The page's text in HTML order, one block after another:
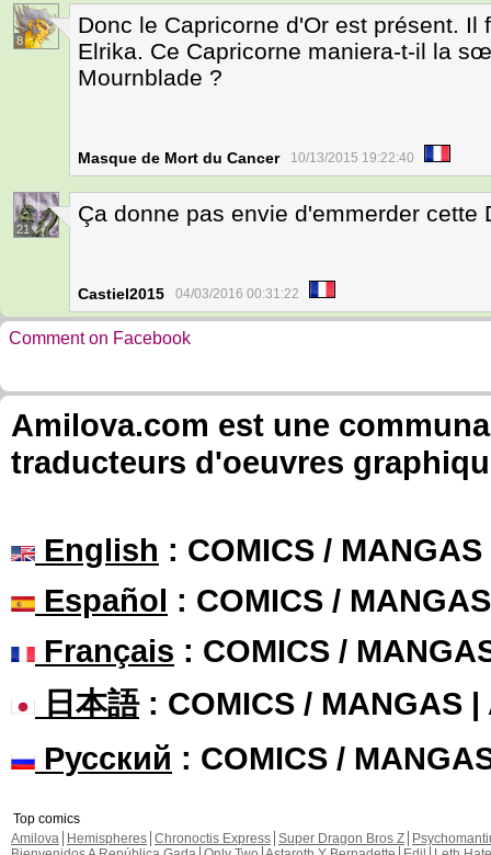
8
Donc le Capricorne d'Or est présent.
Elrika. Ce Capricorne maniera-t-il la
Mournblade ?
Masque de Mort du Cancer 10/13/2015 19:22:40
21
Ça donne pas envie d'emmerder cette
Castiel2015 04/03/2016 00:31:22
Comment on Facebook
Amilova.com est une
traducteurs d'oeuvres
English : COMICS /
Español : COMICS /
Français : COMICS /
日本語: COMICS / MANGAS |
Русский : COMICS /
Top comics
Amilova
Hemispheres Chronoctis Express Super Dragon Bros Z